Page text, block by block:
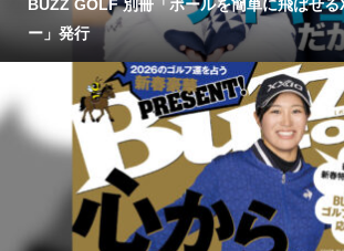
BUZZ GOLF 別冊「ボールを簡単に飛ばせる
ー」発行